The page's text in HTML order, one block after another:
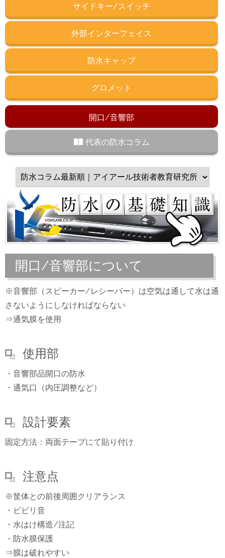
サイドキー/スイッチ
外部インターフェイス
防水キャップ
グロメット
開口/音響部
代表の防水コラム
開口/音響部について
※音響部（スピーカー/レシーバー）は空気は通して水は通
さないようにしなければならない
⇒通気膜を使用
使用部
・音響部品開口の防水
・通気口（内圧調整など）
設計要素
固定方法：両面テープにて貼り付け
注意点
※筐体との前後周囲クリアランス
・ビビリ音
・水はけ構造/注記
・防水膜保護
⇒膜は破れやすい